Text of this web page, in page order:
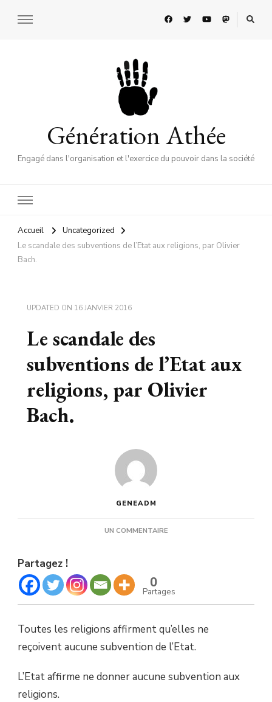
Génération Athée
Engagé dans l'organisation et l'exercice du pouvoir dans la société
Accueil
Uncategorized
Le scandale des subventions de l’Etat aux religions, par Olivier
Bach.
UPDATED ON 16 JANVIER 2016
Le scandale des
subventions de l’Etat aux
religions, par Olivier
Bach.
GENEADM
UN COMMENTAIRESUR
PAR
OLIVIER
Partagez !
0
Partages
Toutes les religions affirment qu’elles ne
reçoivent aucune subvention de l’Etat.
L’Etat affirme ne donner aucune subvention aux
religions.